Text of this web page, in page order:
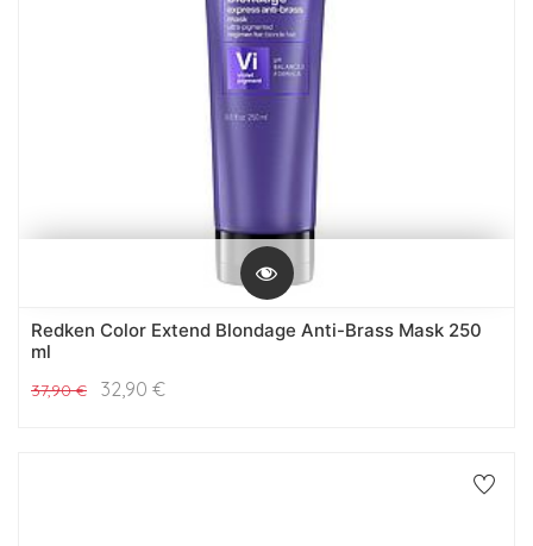
Redken Color Extend Blondage Anti-Brass Mask 250
ml
37,90€ 32,90 €